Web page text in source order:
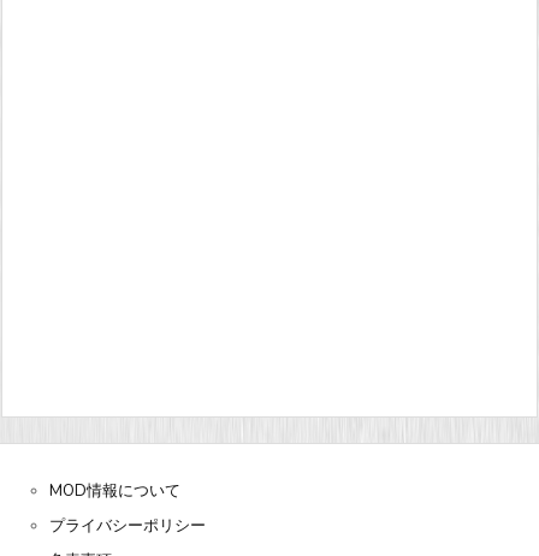
MOD情報について
プライバシーポリシー